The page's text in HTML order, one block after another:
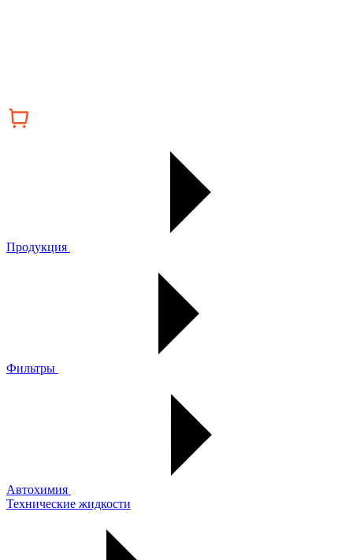
Продукция
Фильтры
Автохимия
Технические жидкости